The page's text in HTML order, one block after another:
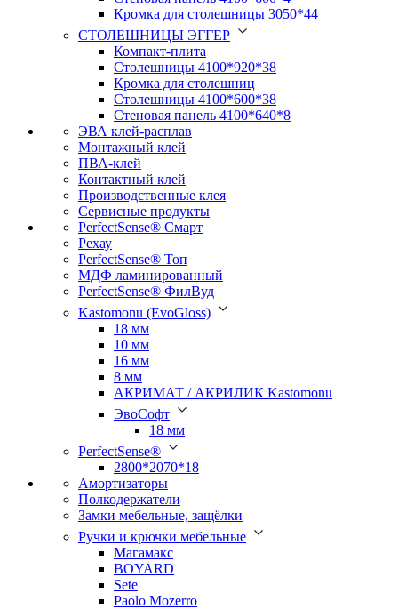
Кромка для столешницы 3050*44
СТОЛЕШНИЦЫ ЭГГЕР
Компакт-плита
Столешницы 4100*920*38
Кромка для столешниц
Столешницы 4100*600*38
Стеновая панель 4100*640*8
ЭВА клей-расплав
Монтажный клей
ПВА-клей
Контактный клей
Производственные клея
Сервисные продукты
PerfectSense® Смарт
Рехау
PerfectSense® Топ
МДФ ламинированный
PerfectSense® ФилВуд
Kastomonu (EvoGloss)
18 мм
10 мм
16 мм
8 мм
АКРИМАТ / АКРИЛИК Kastomonu
ЭвоСофт
18 мм
PerfectSense®
2800*2070*18
Амортизаторы
Полкодержатели
Замки мебельные, защёлки
Ручки и крючки мебельные
Магамакс
BOYARD
Sete
Paolo Mozerro